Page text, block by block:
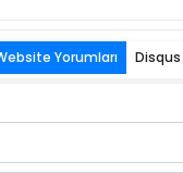
Yorumları Disqus